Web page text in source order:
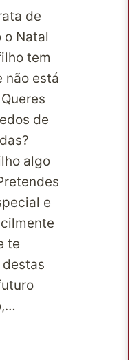
de
o Natal
tem
não está
de
algo
e
te